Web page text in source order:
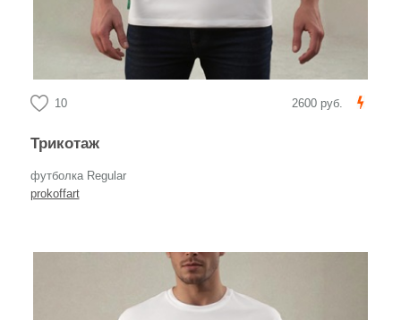
10 2600 руб.
Трикотаж
футболка Regular
prokoffart